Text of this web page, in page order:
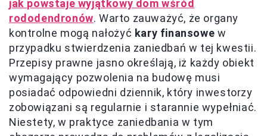
jak powstaje wyjątkowy dom wśród
rododendronów. Warto zauważyć, że organy
kontrolne mogą nałożyć kary finansowe w
przypadku stwierdzenia zaniedbań w tej kwestii.
Przepisy prawne jasno określają, iż każdy obiekt
wymagający pozwolenia na budowę musi
posiadać odpowiedni dziennik, który inwestorzy
zobowiązani są regularnie i starannie wypełniać.
Niestety, w praktyce zaniedbania w tym